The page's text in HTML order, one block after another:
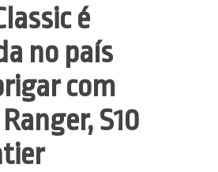
é
no país
com
S10